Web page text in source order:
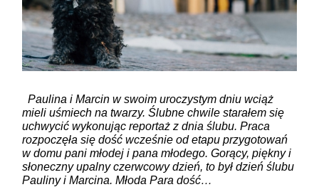
Paulina i Marcin w swoim uroczystym dniu wciąż
mieli uśmiech na twarzy. Ślubne chwile starałem się
uchwycić wykonując reportaż z dnia ślubu. Praca
rozpoczęła się dość wcześnie od etapu przygotowań
w domu pani młodej i pana młodego. Gorący, piękny i
słoneczny upalny czerwcowy dzień, to był dzień ślubu
Pauliny i Marcina. Młoda Para dość…